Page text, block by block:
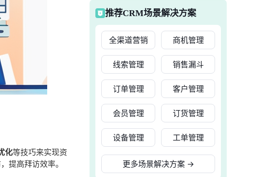
化等技巧来实现资
提高拜访效率。
推荐CRM场景解决方案
全渠道营销 商机管理
线索管理 销售漏斗
订单管理 客户管理
会员管理 订货管理
设备管理 工单管理
更多场景解决方案 →